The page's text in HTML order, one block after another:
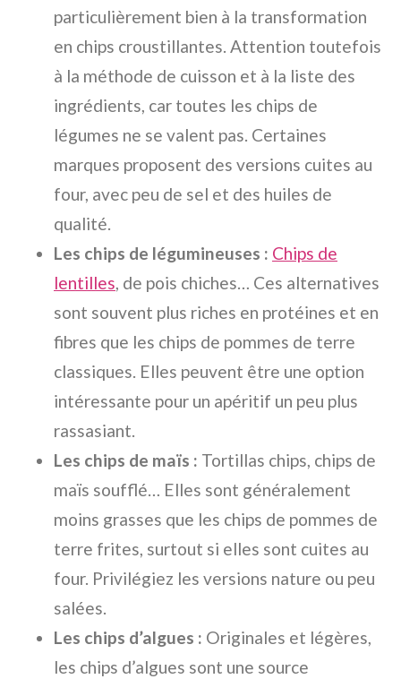
particulièrement bien à la transformation
en chips croustillantes. Attention toutefois
à la méthode de cuisson et à la liste des
ingrédients, car toutes les chips de
légumes ne se valent pas. Certaines
marques proposent des versions cuites au
four, avec peu de sel et des huiles de
qualité.
Les chips de légumineuses : Chips de
lentilles, de pois chiches… Ces alternatives
sont souvent plus riches en protéines et en
fibres que les chips de pommes de terre
classiques. Elles peuvent être une option
intéressante pour un apéritif un peu plus
rassasiant.
Les chips de maïs : Tortillas chips, chips de
maïs soufflé… Elles sont généralement
moins grasses que les chips de pommes de
terre frites, surtout si elles sont cuites au
four. Privilégiez les versions nature ou peu
salées.
Les chips d’algues : Originales et légères,
les chips d’algues sont une source